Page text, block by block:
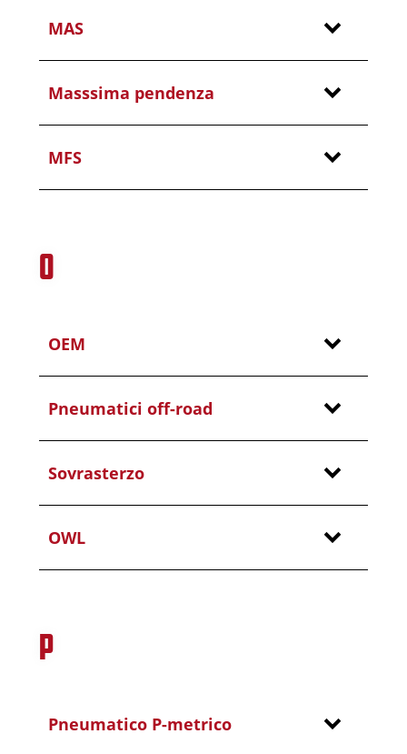
MAS
Masssima pendenza
MFS
O
OEM
Pneumatici off-road
Sovrasterzo
OWL
P
Pneumatico P-metrico